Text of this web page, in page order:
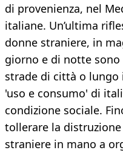
di provenienza, nel
italiane. Un’ultima
donne straniere, in
giorno e di notte
strade di città o lungo
'uso e consumo' di
condizione sociale.
tollerare la
straniere in mano a